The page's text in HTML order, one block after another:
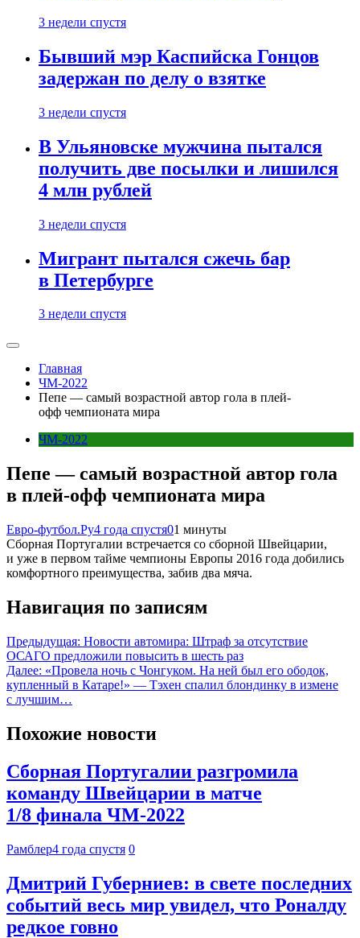
3 недели спустя
Бывший мэр Каспийска Гонцов
задержан по делу о взятке
3 недели спустя
В Ульяновске мужчина пытался
получить две посылки и лишился
4 млн рублей
3 недели спустя
Мигрант пытался сжечь бар
в Петербурге
3 недели спустя
Главная
ЧМ-2022
Пепе — самый возрастной автор гола в плей-
офф чемпионата мира
ЧМ-2022
Пепе — самый возрастной автор гола
в плей-офф чемпионата мира
Евро-футбол.Ру4 года спустя01 минуты
Сборная Португалии встречается со сборной Швейцарии,
и уже в первом тайме чемпионы Европы 2016 года добились
комфортного преимущества, забив два мяча.
Навигация по записям
Предыдущая: Новости автомира: Штраф за отсутствие
ОСАГО предложили повысить в шесть раз
Далее: «Провела ночь с Чонгуком. На ней был его ободок,
купленный в Катаре!» — Тэхен спалил блондинку в измене
с лучшим…
Похожие новости
Сборная Португалии разгромила
команду Швейцарии в матче
1/8 финала ЧМ-2022
Рамблер4 года спустя 0
Дмитрий Губерниев: в свете последних
событий весь мир увидел, что Роналду
редкое говно